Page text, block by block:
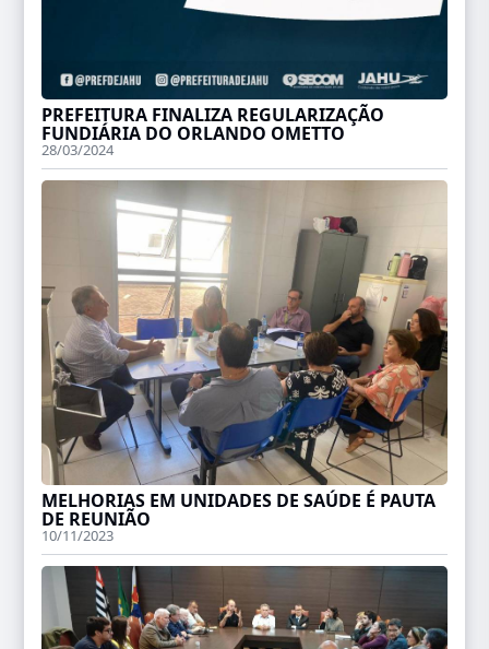
PREFEITURA FINALIZA REGULARIZAÇÃO
FUNDIÁRIA DO ORLANDO OMETTO
28/03/2024
MELHORIAS EM UNIDADES DE SAÚDE É PAUTA
DE REUNIÃO
10/11/2023